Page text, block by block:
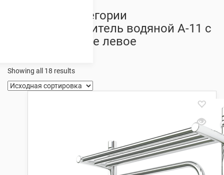
Товары из категории
Полотенцесушитель водяной А-11 с
полкой боковое левое
Showing all 18 results